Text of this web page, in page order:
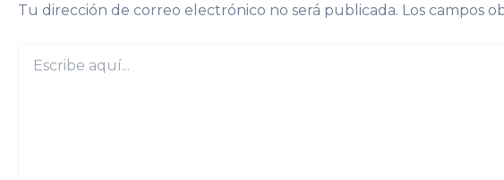
Tu dirección de correo electrónico no será publicada. Los campos
aquí...